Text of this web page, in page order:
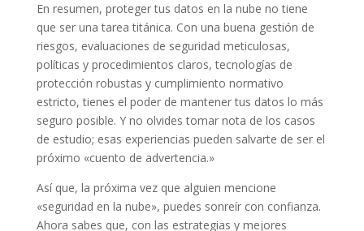
En resumen, proteger tus datos en la nube no tiene
que ser una tarea titánica. Con una buena gestión de
riesgos, evaluaciones de seguridad meticulosas,
políticas y procedimientos claros, tecnologías de
protección robustas y cumplimiento normativo
estricto, tienes el poder de mantener tus datos lo más
seguro posible. Y no olvides tomar nota de los casos
de estudio; esas experiencias pueden salvarte de ser el
próximo «cuento de advertencia.»
Así que, la próxima vez que alguien mencione
«seguridad en la nube», puedes sonreír con confianza.
Ahora sabes que, con las estrategias y mejores